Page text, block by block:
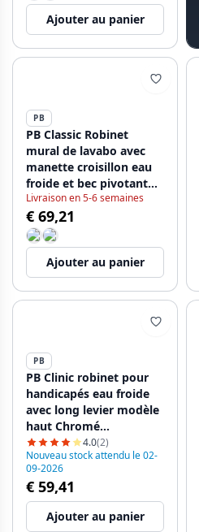
Ajouter au panier
PB
PB Classic Robinet
mural de lavabo avec
manette croisillon eau
froide et bec pivotant
Chromé 1208956894
Livraison en 5-6 semaines
€ 69,21
Ajouter au panier
PB
PB Clinic robinet pour
handicapés eau froide
avec long levier modèle
haut Chromé
12089562774.0(2)
Nouveau stock attendu le 02-
09-2026
€ 59,41
Ajouter au panier